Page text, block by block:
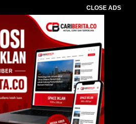
CLOSE ADS